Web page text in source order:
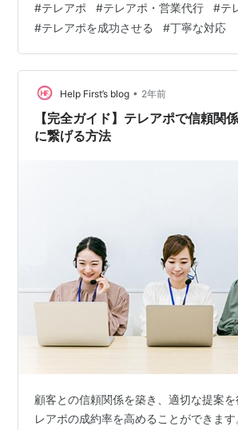
詳しく解説します。 はじめに 丁寧な対
顧客のニーズをしっかりと把握する 顧
案を行う 分かりやすく丁寧な説明を行
う 顧客との信頼関係を構築する 積極的
ョンを図る その他、丁寧な対応を心が
ト 具体例 顧客ニーズを把握するた…
#テレアポ #テレアポ・営業代行 #テ
#テレアポを成功させる #丁寧な対応
Help First’s blog • 2年前
【完全ガイド】テレアポで信頼関
に繋げる方法
顧客との信頼関係を築き、適切な提案
レアポの成約率を高めることができま